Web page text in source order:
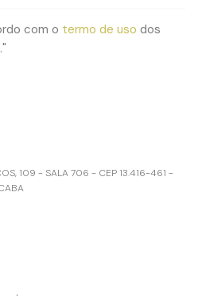
com o termo de uso dos
109 - SALA 706 - CEP 13.416-461 -